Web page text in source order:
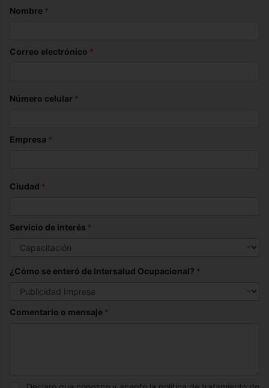
Nombre *
Correo electrónico *
Número celular *
Empresa *
Ciudad *
Servicio de interés *
¿Cómo se enteró de Intersalud Ocupacional? *
Comentario o mensaje *